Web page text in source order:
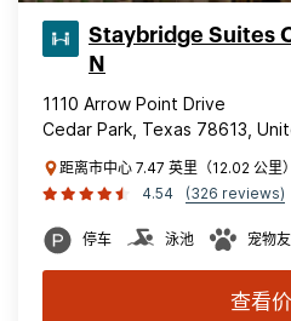
Staybridge Suites
N
1110 Arrow Point Drive
Cedar Park, Texas 78613,
距离市中心 7.47 英里（12.02 公
4.54
(326 reviews)
停车 泳池 宠物
查看